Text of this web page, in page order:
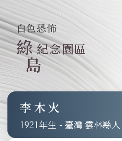
白色恐怖
綠
島
紀念園區
李木火
1921 - 臺灣 雲林縣人